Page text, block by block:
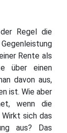
Regel die
Rente als
über einen
davon aus,
ist. Wie aber
wenn die
sich das
aus? Das